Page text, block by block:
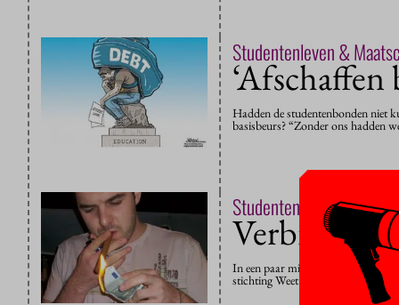
Studentenleven &
‘Afschaffen
Hadden de studentenbonden niet
basisbeurs? “Zonder ons hadden
Studentenleven &
Verbras ik
In een paar minuten je inkomsten
stichting Weet Wat Je Besteedt